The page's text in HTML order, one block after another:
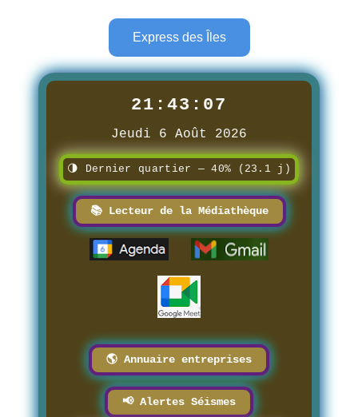
Express des Îles
21:43:08
Jeudi 6 Août 2026
🌗 Dernier quartier — 40% (23.1 j)
📚 Lecteur de la Médiathèque
🌎 Annuaire entreprises
📢 Alertes Séismes